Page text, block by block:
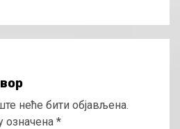
неће бити објављена.
означена *